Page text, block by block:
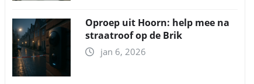
Oproep uit Hoorn: help mee na
straatroof op de Brik
jan 6, 2026